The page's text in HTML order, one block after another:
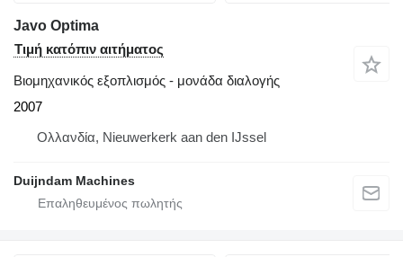
Javo Optima
Τιμή κατόπιν αιτήματος
Βιομηχανικός εξοπλισμός - μονάδα διαλογής
2007
Ολλανδία, Nieuwerkerk aan den IJssel
Duijndam Machines